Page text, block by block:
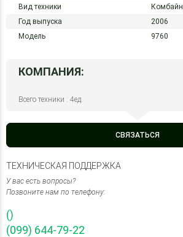
Вид техники
Комбайн
Год выпуска
2006
Модель
9760
КОМПАНИЯ:
Всего техники : 4ед.
СВЯЗАТЬСЯ
ТЕХНИЧЕСКАЯ ПОДДЕРЖКА
У вас есть вопросы?
Позвоните нам по телефону:
()
(099) 644-79-22